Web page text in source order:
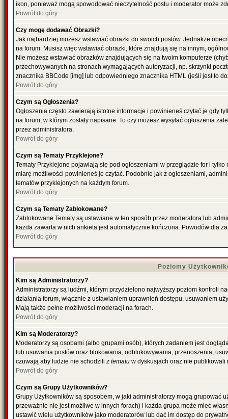
ikon, ponieważ mogą spowodować nieczytelność postu i moderator może
Powrót do góry
Czy mogę dodawać Obrazki?
Jak najbardziej możesz wstawiać obrazki do swoich postów. Jednakże
na forum. Musisz więc wstawiać obrazki, które znajdują się na innym,
Nie możesz wstawiać obrazków znajdujących się na twoim komputerze
przechowywanych na stronach wymagających autoryzacji, np. skrzynki
znacznika BBCode [img] lub odpowiedniego znacznika HTML (jeśli jest to
Powrót do góry
Czym są Ogłoszenia?
Ogłoszenia często zawierają istotne informacje i powinieneś czytać je gdy
na forum, w którym zostały napisane. To czy możesz wysyłać ogłoszenia
przez administratora.
Powrót do góry
Czym są Tematy Przyklejone?
Tematy Przyklejone pojawiają się pod ogłoszeniami w przeglądzie for i
miarę możliwości powinieneś je czytać. Podobnie jak z ogłoszeniami,
tematów przyklejonych na każdym forum.
Powrót do góry
Czym są Tematy Zablokowane?
Zablokowane Tematy są ustawiane w ten sposób przez moderatora lub
każda zawarta w nich ankieta jest automatycznie kończona. Powodów dla
Powrót do góry
Poziomy
Kim są Administratorzy?
Administratorzy są ludźmi, którym przydzielono najwyższy poziom kontroli
działania forum, włącznie z ustawianiem uprawnień dostępu, usuwaniem
Mają także pełne możliwości moderacji na forach.
Powrót do góry
Kim są Moderatorzy?
Moderatorzy są osobami (albo grupami osób), których zadaniem jest
lub usuwania postów oraz blokowania, odblokowywania, przenoszenia,
czuwają aby ludzie nie schodzili z tematu w dyskusjach oraz nie publikowali
Powrót do góry
Czym są Grupy Użytkowników?
Grupy Użytkowników są sposobem, w jaki administratorzy mogą grupować
przeważnie nie jest możliwe w innych forach) i każda grupa może mieć
ustawić wielu użytkowników jako moderatorów lub dać im dostęp do